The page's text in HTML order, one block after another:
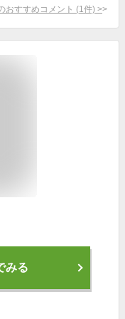
おすすめコメント (1 件) >
みる